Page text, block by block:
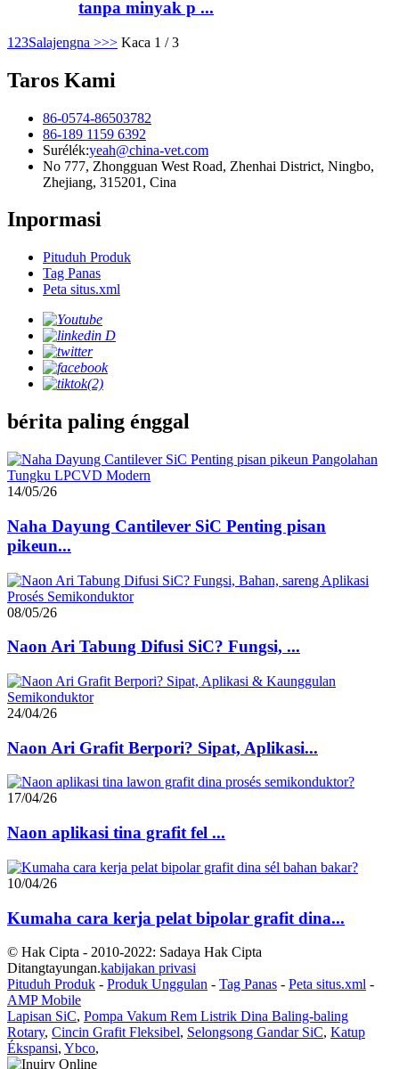
tanpa minyak p ...
1 23Salajengna >>> Kaca 1 / 3
Taros Kami
86-0574-86503782
86-189 1159 6392
Surélék:yeah@china-vet.com
No 777, Zhongguan West Road, Zhenhai District, Ningbo,
Zhejiang, 315201, Cina
Inpormasi
Pituduh Produk
Tag Panas
Peta situs.xml
bérita paling énggal
14/05/26
Naha Dayung Cantilever SiC Penting pisan
pikeun...
08/05/26
Naon Ari Tabung Difusi SiC? Fungsi, ...
24/04/26
Naon Ari Grafit Berpori? Sipat, Aplikasi...
17/04/26
Naon aplikasi tina grafit fel ...
10/04/26
Kumaha cara kerja pelat bipolar grafit dina...
© Hak Cipta - 2010-2022: Sadaya Hak Cipta
Ditangtayungan.kabijakan privasi
Pituduh Produk - Produk Unggulan - Tag Panas - Peta situs.xml -
AMP Mobile
Lapisan SiC, Pompa Vakum Rem Listrik Dina Baling-baling
Rotary, Cincin Grafit Fleksibel, Selongsong Gandar SiC, Katup
Ékspansi, Ybco,